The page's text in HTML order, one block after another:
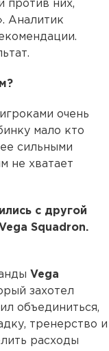
против них,
Аналитик
очень
мало кто
сильными
не хватает
с другой
Squadron.
Vega
захотел
объединиться,
тренерство и
расходы